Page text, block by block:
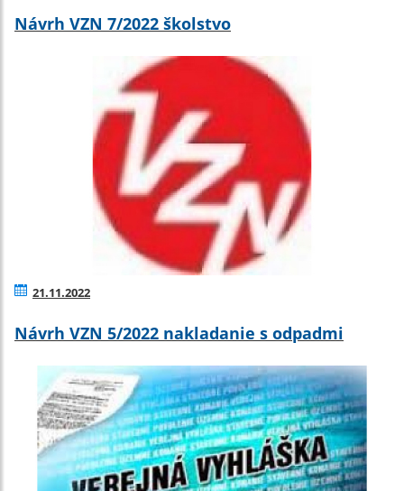
Návrh VZN 7/2022 školstvo
21.11.2022
Návrh VZN 5/2022 nakladanie s odpadmi